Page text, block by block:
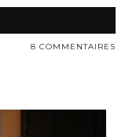
8 COMMENTAIRES